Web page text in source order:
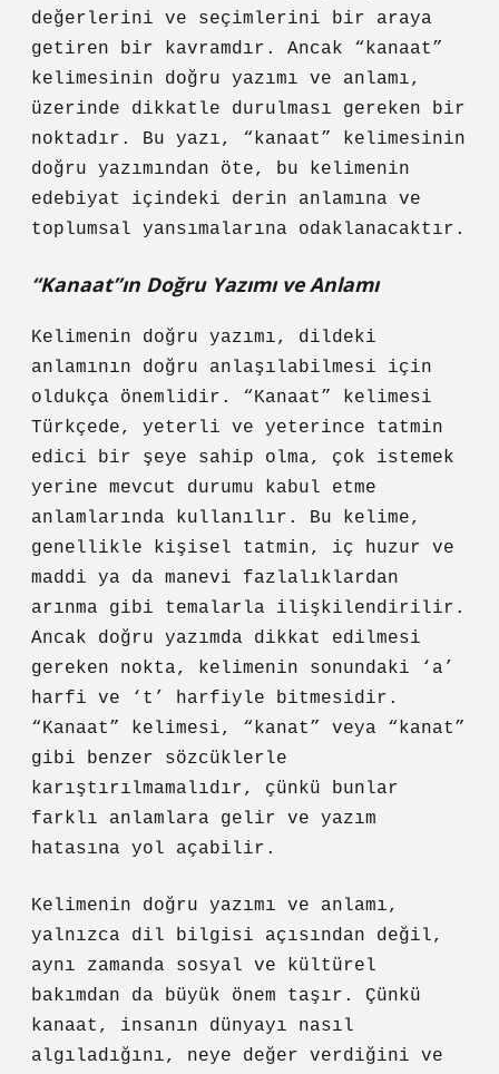
değerlerini ve seçimlerini bir araya
getiren bir kavramdır. Ancak “kanaat”
kelimesinin doğru yazımı ve anlamı,
üzerinde dikkatle durulması gereken bir
noktadır. Bu yazı, “kanaat” kelimesinin
doğru yazımından öte, bu kelimenin
edebiyat içindeki derin anlamına ve
toplumsal yansımalarına odaklanacaktır.
“Kanaat”ın Doğru Yazımı ve Anlamı
Kelimenin doğru yazımı, dildeki
anlamının doğru anlaşılabilmesi için
oldukça önemlidir. “Kanaat” kelimesi
Türkçede, yeterli ve yeterince tatmin
edici bir şeye sahip olma, çok istemek
yerine mevcut durumu kabul etme
anlamlarında kullanılır. Bu kelime,
genellikle kişisel tatmin, iç huzur ve
maddi ya da manevi fazlalıklardan
arınma gibi temalarla ilişkilendirilir.
Ancak doğru yazımda dikkat edilmesi
gereken nokta, kelimenin sonundaki ‘a’
harfi ve ‘t’ harfiyle bitmesidir.
“Kanaat” kelimesi, “kanat” veya “kanat”
gibi benzer sözcüklerle
karıştırılmamalıdır, çünkü bunlar
farklı anlamlara gelir ve yazım
hatasına yol açabilir.
Kelimenin doğru yazımı ve anlamı,
yalnızca dil bilgisi açısından değil,
aynı zamanda sosyal ve kültürel
bakımdan da büyük önem taşır. Çünkü
kanaat, insanın dünyayı nasıl
algıladığını, neye değer verdiğini ve